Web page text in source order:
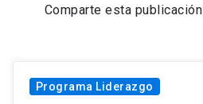
Comparte esta publicación
Tema
Noticias
Programa Liderazgo